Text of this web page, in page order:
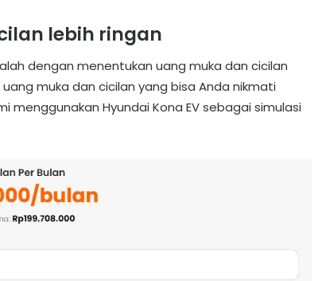
lebih ringan
dengan menentukan uang muka dan cicilan
muka dan cicilan yang bisa Anda nikmati
menggunakan Hyundai Kona EV sebagai simulasi